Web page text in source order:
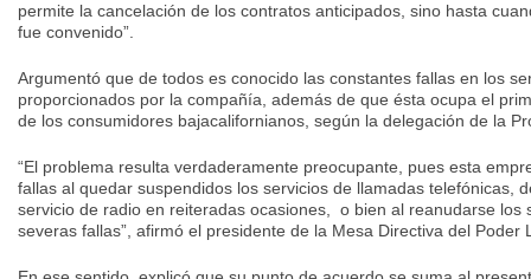
permite la cancelación de los contratos anticipados, sino hasta
fue convenido”.
Argumentó que de todos es conocido las constantes fallas en los
proporcionados por la compañía, además de que ésta ocupa el
de los consumidores bajacalifornianos, según la delegación de la
“El problema resulta verdaderamente preocupante, pues esta
fallas al quedar suspendidos los servicios de llamadas telefónicas,
servicio de radio en reiteradas ocasiones, o bien al reanudarse los
severas fallas”, afirmó el presidente de la Mesa Directiva del Poder